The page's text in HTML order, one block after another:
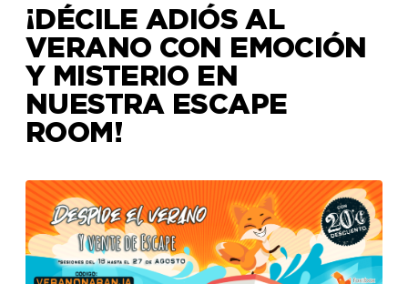
¡DÉCILE ADIÓS AL
VERANO CON EMOCIÓN
Y MISTERIO EN
NUESTRA ESCAPE
ROOM!